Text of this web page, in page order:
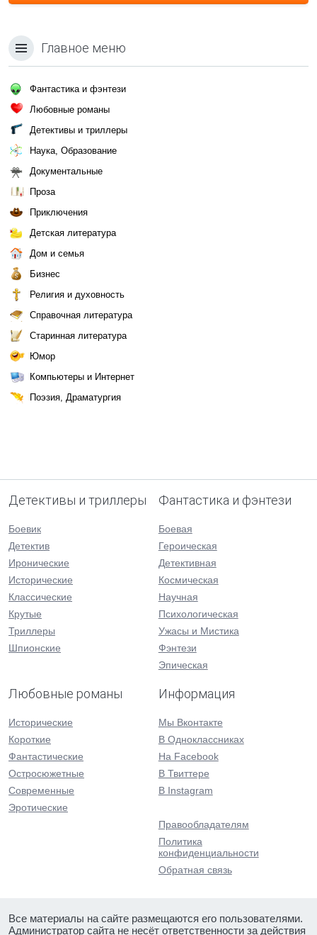
Главное меню
Фантастика и фэнтези
Любовные романы
Детективы и триллеры
Наука, Образование
Документальные
Проза
Приключения
Детская литература
Дом и семья
Бизнес
Религия и духовность
Справочная литература
Старинная литература
Юмор
Компьютеры и Интернет
Поэзия, Драматургия
Детективы и триллеры
Боевик
Детектив
Иронические
Исторические
Классические
Крутые
Триллеры
Шпионские
Фантастика и фэнтези
Боевая
Героическая
Детективная
Космическая
Научная
Психологическая
Ужасы и Мистика
Фэнтези
Эпическая
Любовные романы
Исторические
Короткие
Фантастические
Остросюжетные
Современные
Эротические
Информация
Мы Вконтакте
В Одноклассниках
На Facebook
В Твиттере
В Instagram
Правообладателям
Политика
конфиденциальности
Обратная связь
Все материалы на сайте размещаются его пользователями.
Администратор сайта не несёт ответственности за действия